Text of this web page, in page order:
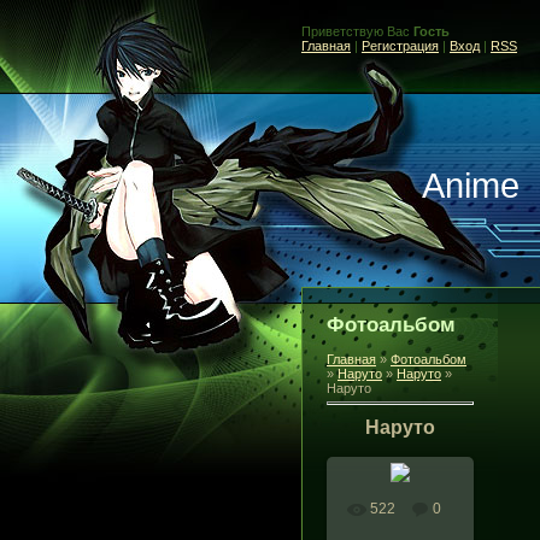
Приветствую Вас Гость
Главная | Регистрация | Вход | RSS
Anime
Фотоальбом
Главная » Фотоальбом
»Наруто » Наруто »
Наруто
Наруто
522 0